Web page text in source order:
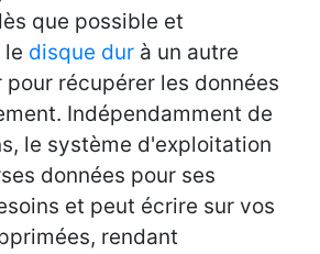
que possible et
le disque dur à un autre
pour récupérer les données
Indépendamment de
le système d'exploitation
données pour ses
et peut écrire sur vos
rendant